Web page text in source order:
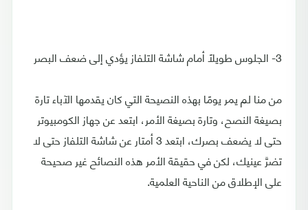
3- الجلوس طويلًا أمام شاشة التلفاز يؤدي إلى ضعف البصر
من منا لم يمر يومًا بهذه النصيحة التي كان يقدمها الآباء تارة
بصيغة النصح، وتارة بصيغة الأمر، ابتعد عن جهاز الكومبيوتر
حتى لا يضعف بصرك، ابتعد 3 أمتار عن شاشة التلفاز حتى لا
تضرَّ عينيك، لكن في حقيقة الأمر هذه النصائح غير صحيحة
على الإطلاق من الناحية العلمية.